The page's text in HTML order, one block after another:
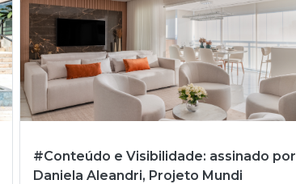
#Conteúdo e Visibilidade: assinado por
Daniela Aleandri, Projeto Mundi